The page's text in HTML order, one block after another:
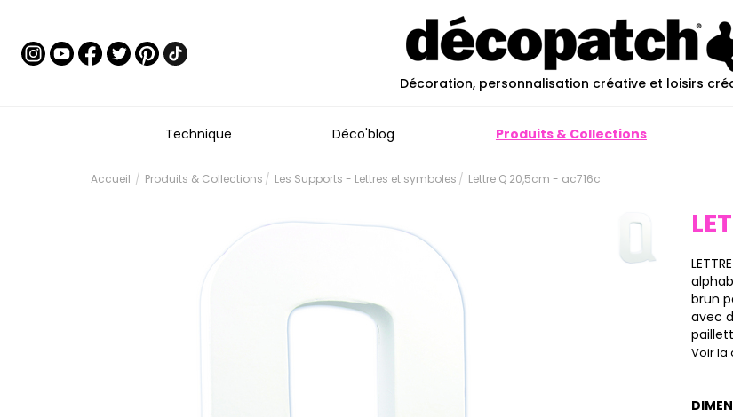
Décoration, personnalisation créative et loisirs
Technique Déco'blog Produits & Collections
Accueil Produits & Collections Les Supports - Lettres et symboles Lettre Q 20,5cm - ac716c
brun
avec
Voir la